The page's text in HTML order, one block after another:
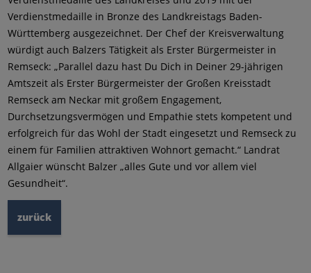
Verdienstmedaille in Bronze des Landkreistags Baden-
Württemberg ausgezeichnet. Der Chef der Kreisverwaltung
würdigt auch Balzers Tätigkeit als Erster Bürgermeister in
Remseck: „Parallel dazu hast Du Dich in Deiner 29-jährigen
Amtszeit als Erster Bürgermeister der Großen Kreisstadt
Remseck am Neckar mit großem Engagement,
Durchsetzungsvermögen und Empathie stets kompetent und
erfolgreich für das Wohl der Stadt eingesetzt und Remseck zu
einem für Familien attraktiven Wohnort gemacht.“ Landrat
Allgaier wünscht Balzer „alles Gute und vor allem viel
Gesundheit“.
zurück